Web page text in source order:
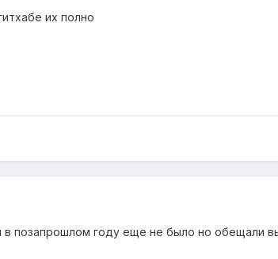
их полно
позапрошлом году еще не было но обещали